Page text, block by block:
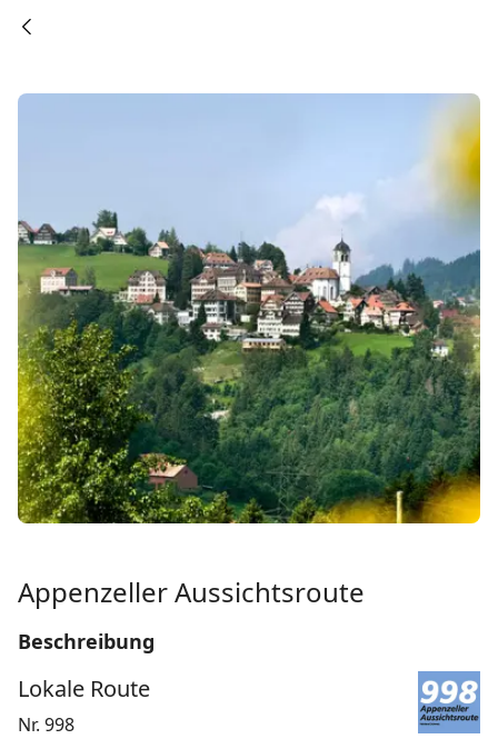
Appenzeller Aussichtsroute
Beschreibung
Lokale Route
Nr. 998